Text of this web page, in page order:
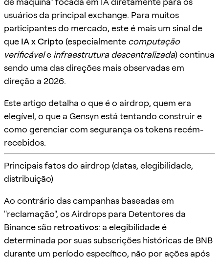
usuários da principal exchange. Para muitos
participantes do mercado, este é mais um sinal de
que IA x Cripto (especialmente computação
verificávele infraestrutura descentralizada) continua
sendo uma das direções mais observadas em
direção a 2026.
Este artigo detalha o que é o airdrop, quem era
elegível, o que a Gensyn está tentando construir e
como gerenciar com segurança os tokens recém-
recebidos.
Principais fatos do airdrop (datas, elegibilidade,
distribuição)
Ao contrário das campanhas baseadas em
"reclamação", os Airdrops para Detentores da
Binance são retroativos: a elegibilidade é
determinada por suas subscrições históricas de BNB
durante um período específico, não por ações após